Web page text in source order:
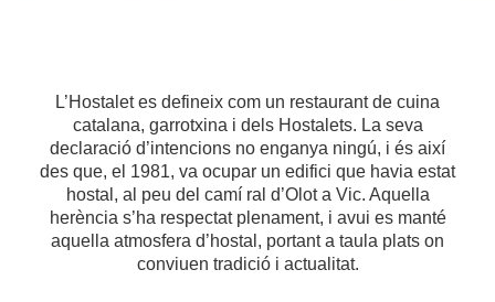
L’Hostalet es defineix com un restaurant de cuina
catalana, garrotxina i dels Hostalets. La seva
declaració d’intencions no enganya ningú, i és així
des que, el 1981, va ocupar un edifici que havia estat
hostal, al peu del camí ral d’Olot a Vic. Aquella
herència s’ha respectat plenament, i avui es manté
aquella atmosfera d’hostal, portant a taula plats on
conviuen tradició i actualitat.